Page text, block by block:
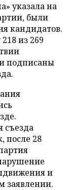
указала на
были
кандидатов.
из 269
подписаны
съезда
после 28
и
заявлении.